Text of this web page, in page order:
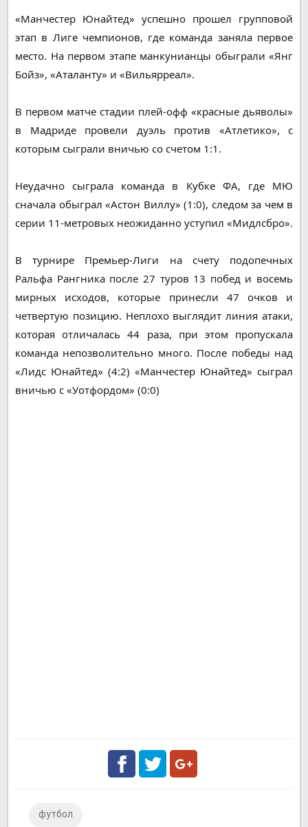
«Манчестер Юнайтед» успешно прошел групповой
этап в Лиге чемпионов, где команда заняла первое
место. На первом этапе манкунианцы обыграли «Янг
Бойз», «Аталанту» и «Вильярреал».
В первом матче стадии плей-офф «красные дьяволы»
в Мадриде провели дуэль против «Атлетико», с
которым сыграли вничью со счетом 1:1.
Неудачно сыграла команда в Кубке ФА, где МЮ
сначала обыграл «Астон Виллу» (1:0), следом за чем в
серии 11-метровых неожиданно уступил «Мидлсбро».
В турнире Премьер-Лиги на счету подопечных
Ральфа Рангника после 27 туров 13 побед и восемь
мирных исходов, которые принесли 47 очков и
четвертую позицию. Неплохо выглядит линия атаки,
которая отличалась 44 раза, при этом пропускала
команда непозволительно много. После победы над
«Лидс Юнайтед» (4:2) «Манчестер Юнайтед» сыграл
вничью с «Уотфордом» (0:0)
футбол